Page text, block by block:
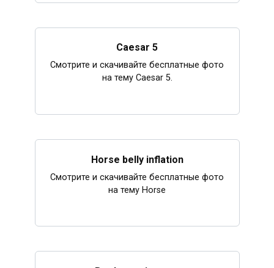
Caesar 5
Смотрите и скачивайте бесплатные фото
на тему Caesar 5.
Horse belly inflation
Смотрите и скачивайте бесплатные фото
на тему Horse